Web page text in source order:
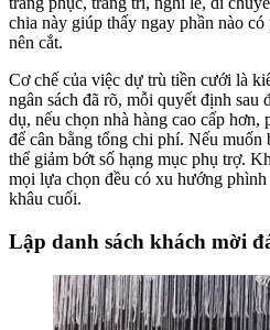
chia này giúp thấy ngay phần nào
nên cắt.
Cơ chế của việc dự trù tiền cưới là
ngân sách đã rõ, mỗi quyết định
dụ, nếu chọn nhà hàng cao cấp hơn,
để cân bằng tổng chi phí. Nếu
thể giảm bớt số hạng mục phụ trợ.
mọi lựa chọn đều có xu hướng phình
khâu cuối.
Lập danh sách khách mời